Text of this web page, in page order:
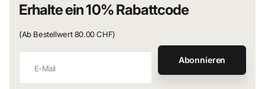
Erhalte ein 10% Rabattcode
(Ab Bestellwert 80.00 CHF)
Abonnieren